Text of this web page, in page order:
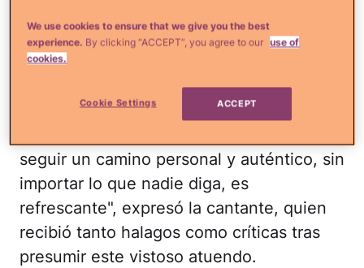
señala como una importante influencia en
su estilo. "Siempre he sido extravagante y
atrevida en mi forma de vestir, y saber
que en el mundo existen seres
seguir un camino personal y auténtico, sin
importar lo que nadie diga, es
refrescante", expresó la cantante, quien
recibió tanto halagos como críticas tras
presumir este vistoso atuendo.
We use cookies to ensure that we give you the best
experience. By clicking “ACCEPT”, you agree to our use of
cookies.
Cookie Settings ACCEPT